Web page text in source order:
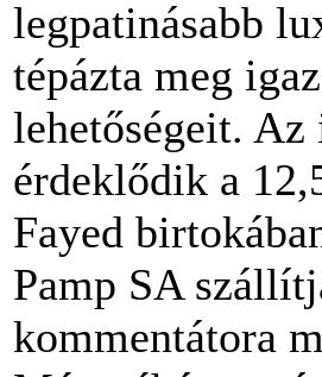
legpatinásabb
tépázta meg
lehetőségeit.
érdeklődik a
Fayed
Pamp SA
kommentátora